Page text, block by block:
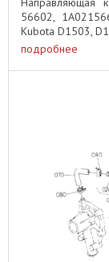
56602,
Kubota D1503,
подробнее